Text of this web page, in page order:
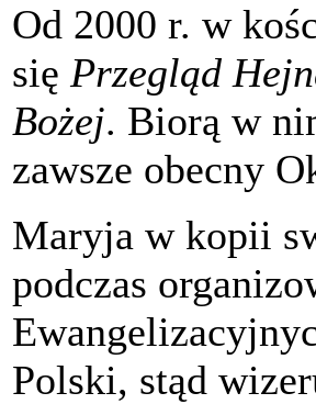
Od 2000 r. w
się Przegląd
Bożej. Biorą w
zawsze obecny
Maryja w kopii
podczas
Polski, stąd